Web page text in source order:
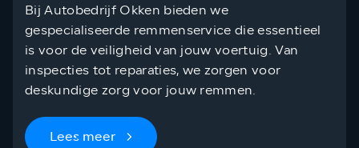
Bij Autobedrijf Okken bieden we
gespecialiseerde remmenservice die essentieel
is voor de veiligheid van jouw voertuig. Van
inspecties tot reparaties, we zorgen voor
deskundige zorg voor jouw remmen.
Lees meer